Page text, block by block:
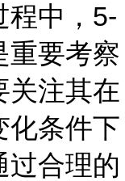
程中，5-
重要考察
关注其在
化条件下
过合理的